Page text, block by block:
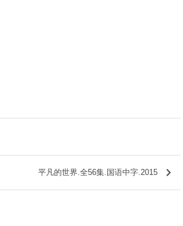
平凡的世界.全56集.国语中字.2015 keyboard_arrow_right